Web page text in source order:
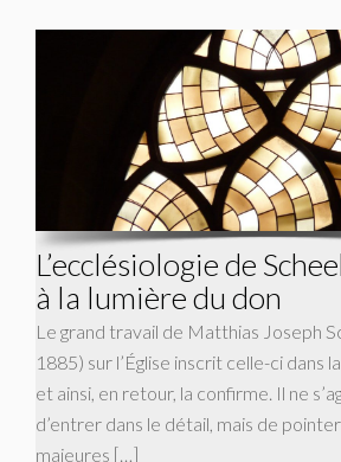
L’ecclésiologie de
à la lumière du don
Le grand travail de Matthias Joseph
1885) sur l’Église inscrit celle-ci dans
et ainsi, en retour, la confirme. Il ne
d’entrer dans le détail, mais de
majeures […]